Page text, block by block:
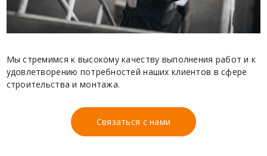
Мы стремимся к высокому качеству выполнения работ и к
удовлетворению потребностей наших клиентов в сфере
строительства и монтажа.
Связаться с нами